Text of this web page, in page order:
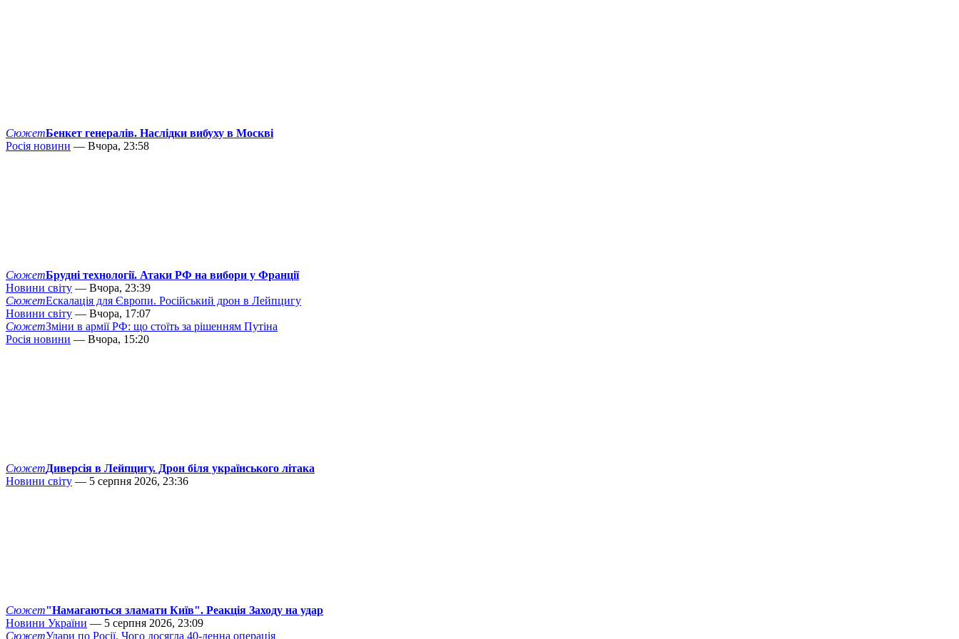
СюжетБенкет генералів. Наслідки вибуху в Москві
Росія новини — Вчора, 23:58
СюжетБрудні технології. Атаки РФ на вибори у Франції
Новини світу — Вчора, 23:39
СюжетЕскалація для Європи. Російський дрон в Лейпцигу
Новини світу — Вчора, 17:07
СюжетЗміни в армії РФ: що стоїть за рішенням Путіна
Росія новини — Вчора, 15:20
СюжетДиверсія в Лейпцигу. Дрон біля українського літака
Новини світу — 5 серпня 2026, 23:36
Сюжет"Намагаються зламати Київ". Реакція Заходу на удар
Новини України — 5 серпня 2026, 23:09
СюжетУдари по Росії. Чого досягла 40-денна операція